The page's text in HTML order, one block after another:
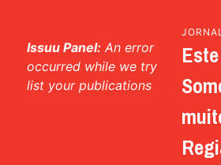
Issuu Panel: An error
occurred while we try
list your publications